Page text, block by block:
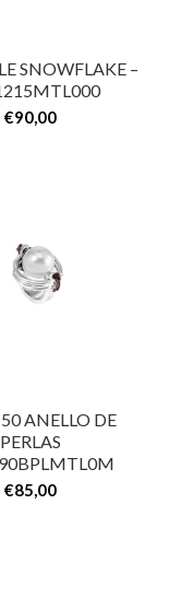
SNOWFLAKE –
€90,00
ANELLO DE
PERLAS
€85,00